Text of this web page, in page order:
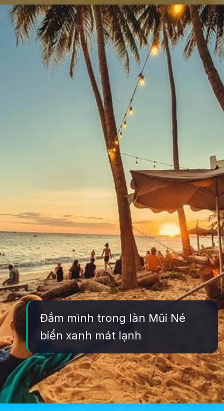
Đang mở https://yeukhoahoc.edu.vn/bai-bien-mui-ne
Đắm mình trong làn Mũi Né
biển xanh mát lạnh